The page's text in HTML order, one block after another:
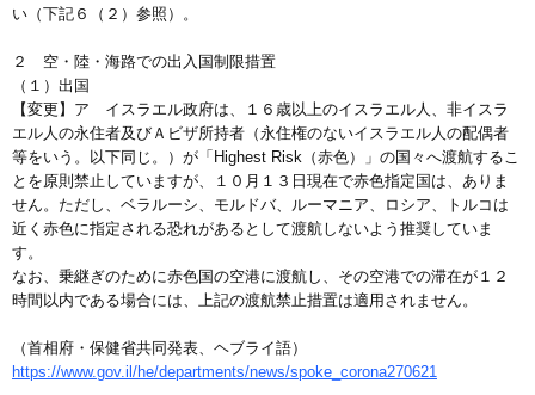
い（下記６（２）参照）。
２ 空・陸・海路での出入国制限措置
（１）出国
【変更】ア イスラエル政府は、１６歳以上のイスラエル人、非イスラ
エル人の永住者及びＡビザ所持者（永住権のないイスラエル人の配偶者
等をいう。以下同じ。）が「Highest Risk（赤色）」の国々へ渡航するこ
とを原則禁止していますが、１０月１３日現在で赤色指定国は、ありま
せん。ただし、ベラルーシ、モルドバ、ルーマニア、ロシア、トルコは
近く赤色に指定される恐れがあるとして渡航しないよう推奨していま
す。
なお、乗継ぎのために赤色国の空港に渡航し、その空港での滞在が１２
時間以内である場合には、上記の渡航禁止措置は適用されません。
（首相府・保健省共同発表、ヘブライ語）
https://www.gov.il/he/departments/news/spoke_corona270621